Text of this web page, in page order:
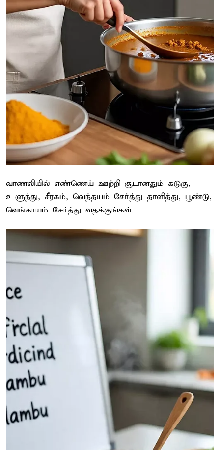
வாணலியில் எண்ணெய் ஊற்றி சூடானதும் கடுகு,
உளுந்து, சீரகம், வெந்தயம் சேர்த்து தாளித்து, பூண்டு,
வெங்காயம் சேர்த்து வதக்குங்கள்.